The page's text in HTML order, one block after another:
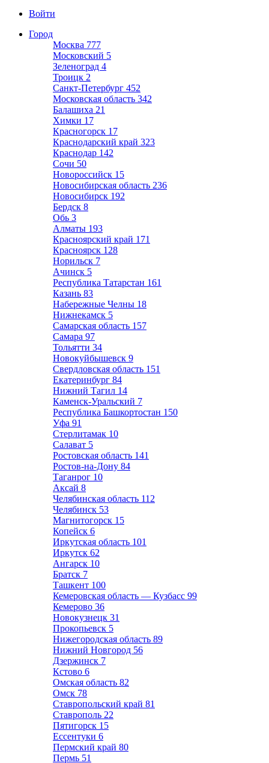
Войти
Город
Москва 777
Московский 5
Зеленоград 4
Троицк 2
Санкт-Петербург 452
Московская область 342
Балашиха 21
Химки 17
Красногорск 17
Краснодарский край 323
Краснодар 142
Сочи 50
Новороссийск 15
Новосибирская область 236
Новосибирск 192
Бердск 8
Обь 3
Алматы 193
Красноярский край 171
Красноярск 128
Норильск 7
Ачинск 5
Республика Татарстан 161
Казань 83
Набережные Челны 18
Нижнекамск 5
Самарская область 157
Самара 97
Тольятти 34
Новокуйбышевск 9
Свердловская область 151
Екатеринбург 84
Нижний Тагил 14
Каменск-Уральский 7
Республика Башкортостан 150
Уфа 91
Стерлитамак 10
Салават 5
Ростовская область 141
Ростов-на-Дону 84
Таганрог 10
Аксай 8
Челябинская область 112
Челябинск 53
Магнитогорск 15
Копейск 6
Иркутская область 101
Иркутск 62
Ангарск 10
Братск 7
Ташкент 100
Кемеровская область — Кузбасс 99
Кемерово 36
Новокузнецк 31
Прокопьевск 5
Нижегородская область 89
Нижний Новгород 56
Дзержинск 7
Кстово 6
Омская область 82
Омск 78
Ставропольский край 81
Ставрополь 22
Пятигорск 15
Ессентуки 6
Пермский край 80
Пермь 51